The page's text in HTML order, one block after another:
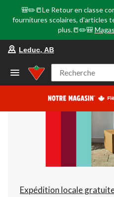
🎒✏️📒Le Retour en classe
fournitures scolaires, d'articles
plus.📒✏️🎒
Leduc, AB
Recherche
Expédition locale